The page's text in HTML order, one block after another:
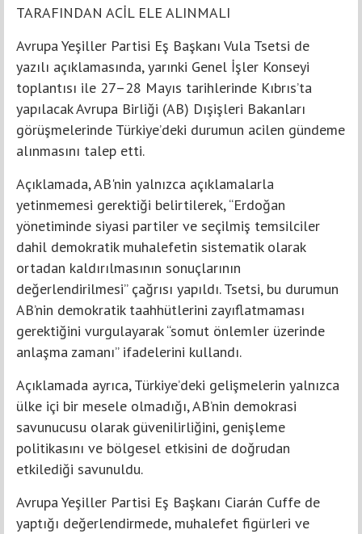
TARAFINDAN ACİL ELE ALINMALI
Avrupa Yeşiller Partisi Eş Başkanı Vula Tsetsi de
yazılı açıklamasında, yarınki Genel İşler Konseyi
toplantısı ile 27–28 Mayıs tarihlerinde Kıbrıs’ta
yapılacak Avrupa Birliği (AB) Dışişleri Bakanları
görüşmelerinde Türkiye’deki durumun acilen gündeme
alınmasını talep etti.
Açıklamada, AB'nin yalnızca açıklamalarla
yetinmemesi gerektiği belirtilerek, “Erdoğan
yönetiminde siyasi partiler ve seçilmiş temsilciler
dahil demokratik muhalefetin sistematik olarak
ortadan kaldırılmasının sonuçlarının
değerlendirilmesi” çağrısı yapıldı. Tsetsi, bu durumun
AB’nin demokratik taahhütlerini zayıflatmaması
gerektiğini vurgulayarak “somut önlemler üzerinde
anlaşma zamanı” ifadelerini kullandı.
Açıklamada ayrıca, Türkiye’deki gelişmelerin yalnızca
ülke içi bir mesele olmadığı, AB’nin demokrasi
savunucusu olarak güvenilirliğini, genişleme
politikasını ve bölgesel etkisini de doğrudan
etkilediği savunuldu.
Avrupa Yeşiller Partisi Eş Başkanı Ciarán Cuffe de
yaptığı değerlendirmede, muhalefet figürleri ve